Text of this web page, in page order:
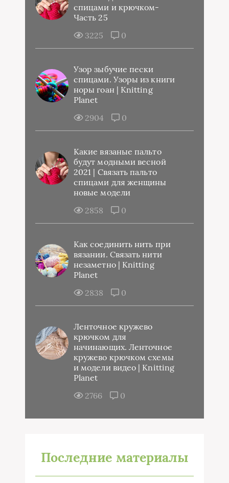
спицами и крючком-
Часть 25
3225
0
Узор зыбучие пески
спицами. Узоры из книги
норы гоан | Knitting
Planet
2904
0
Какие вязаные пальто
будут модными весной
2021 | Связать пальто
спицами для женщины
новые модели
2858
0
Как соединить нить при
вязании. Связать нити
незаметно | Knitting
Planet
2838
0
Ленточное кружево
крючком для
начинающих. Ленточное
кружево крючком схемы
и модели видео | Knitting
Planet
2766
0
Последние материалы